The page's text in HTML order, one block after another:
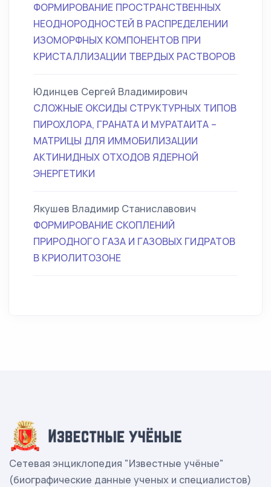
ФОРМИРОВАНИЕ ПРОСТРАНСТВЕННЫХ
НЕОДНОРОДНОСТЕЙ В РАСПРЕДЕЛЕНИИ
ИЗОМОРФНЫХ КОМПОНЕНТОВ ПРИ
КРИСТАЛЛИЗАЦИИ ТВЕРДЫХ РАСТВОРОВ
Юдинцев Сергей Владимирович
СЛОЖНЫЕ ОКСИДЫ СТРУКТУРНЫХ ТИПОВ
ПИРОХЛОРА, ГРАНАТА И МУРАТАИТА –
МАТРИЦЫ ДЛЯ ИММОБИЛИЗАЦИИ
АКТИНИДНЫХ ОТХОДОВ ЯДЕРНОЙ
ЭНЕРГЕТИКИ
Якушев Владимир Станиславович
ФОРМИРОВАНИЕ СКОПЛЕНИЙ
ПРИРОДНОГО ГАЗА И ГАЗОВЫХ ГИДРАТОВ
В КРИОЛИТОЗОНЕ
Сетевая энциклопедия "Известные учёные"
(биографические данные ученых и специалистов)